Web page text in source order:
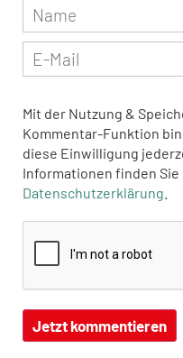
Mit der Nutzung &
Kommentar-Funktion
diese Einwilligung
Informationen finden
Datenschutzerklärung